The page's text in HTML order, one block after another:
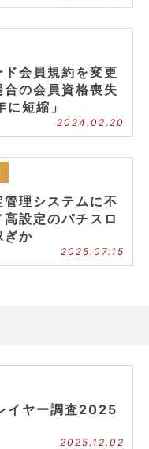
ド会員規約を変更
合の会員資格喪失
短縮」
2024.02.20
管理システムに不
設定のパチスロ
ぎか
2025.07.15
イヤー調査2025
2025.12.02